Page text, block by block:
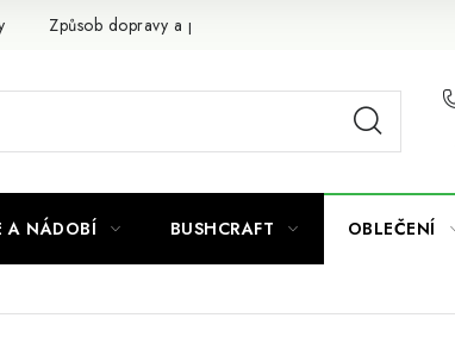
Způsob dopravy a platby
A NÁDOBÍ BUSHCRAFT OBLEČENÍ